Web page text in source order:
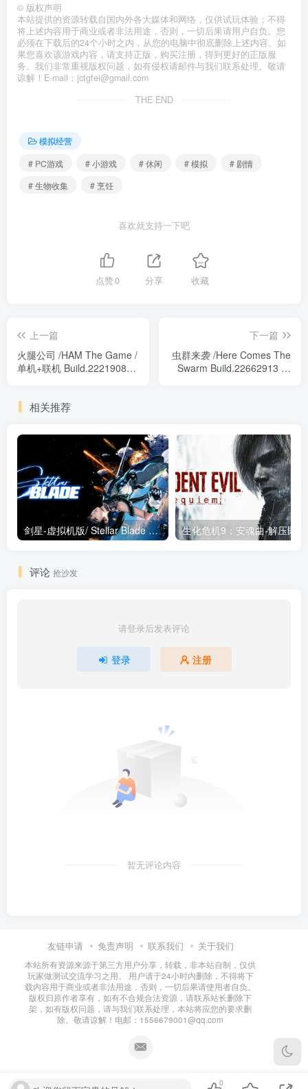
© 版权声明
本站提供的资源转载自国内外各大媒体和网络，仅供试玩体验；不得
将上述内容用于商业或者非法用途，否则，一切后果请用户自负。您
必须在下载后的24个小时之内，从您的电脑中彻底删除上述内容。如
果您喜欢该游戏内容，请支持正版，购买注册，得到更好的正版服
务。我们非常重视版权问题，如有侵权请邮件与我们联系处理。敬请
谅解！E-mail：jctgfei@gmail.com
THE END
模拟经营
# PC游戏
# 小游戏 # 休闲 # 模拟
# 剧情
# 生物收集
# 烹饪
喜欢就支持一下吧
点赞0 分享 收藏
上一篇
火腿公司 /HAM The Game /
单机+联机 Build.22219083
下一篇
虫群来袭 /Here Comes The
Swarm Build.22662913 免
相关推荐
剑星-虚拟机版/ Stellar Blade v1.4.1|Build.19963153 终极版新补丁 送修改器 免安装中文版
评论 抢沙发
请登录后发表评论
登录 注册
暂无评论内容
友链申请 免责声明 联系我们 关于我们
本站所有资源来源于第三方用户分享，转载，非本站自制，仅供
玩家做测试交流学习之用。 用户请于24小时内删除，不得将下
载内容用于商业或者非法用途，否则，一切后果请使用者自负。
版权归原作者享有，如有不合规合法资源，请联系站长删除下
架，如有版权问题，请与我们联系处理，本站将应您的要求删
除。敬请谅解！电邮：1556679001@qq.com
0